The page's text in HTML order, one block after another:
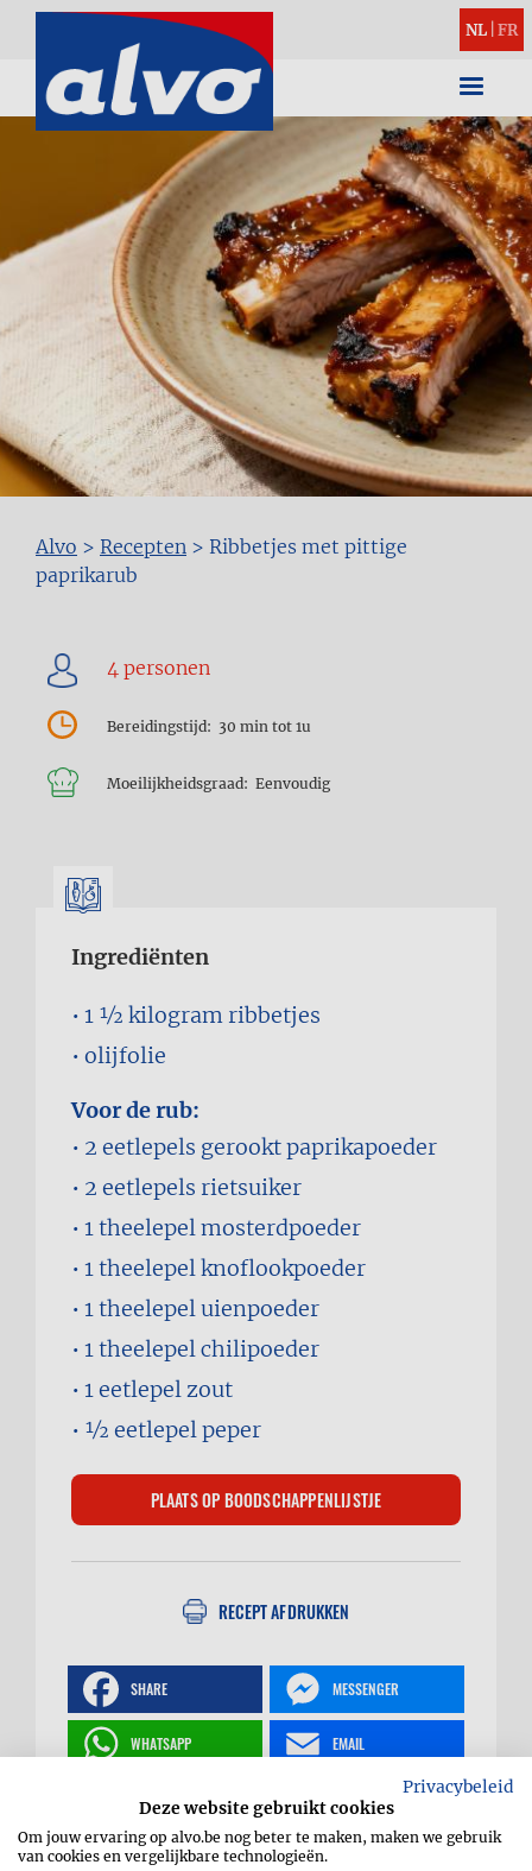
NL FR
Kruimelpad
Alvo > Recepten > Ribbetjes met pittige
paprikarub
Bereidingstijd 30 min tot 1u
Moeilijkheidsgraad Eenvoudig
Ingrediënten
1 1⁄2 kilogram ribbetjes
olijfolie
Voor de rub:
2 eetlepels gerookt paprikapoeder
2 eetlepels rietsuiker
1 theelepelmosterdpoeder
1 theelepelknoflookpoeder
1 theelepeluienpoeder
1 theelepelchilipoeder
1 eetlepelzout
1⁄2 eetlepelpeper
RECEPT AFDRUKKEN
SHARE MESSENGER
WHATSAPP EMAIL
PIN
Privacybeleid
Deze website gebruikt cookies
Om jouw ervaring op alvo.be nog beter te maken, maken we gebruik
van cookies en vergelijkbare technologieën.